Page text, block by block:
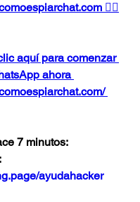
👈🏻
clic aquí para comenzar
ahora
7 minutos:
ayudahacker